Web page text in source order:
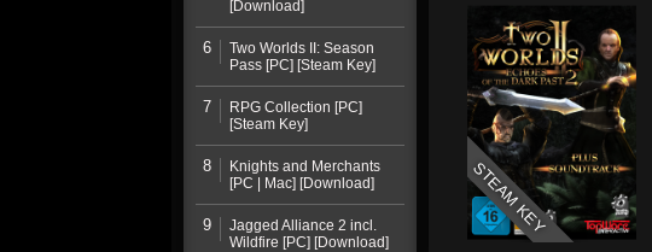
[Download]
6
Two Worlds II: Season
Pass [PC] [Steam Key]
7
RPG Collection [PC]
[Steam Key]
8
Knights and Merchants
[PC | Mac] [Download]
9
Jagged Alliance 2 incl.
Wildfire [PC] [Download]
STEAM KEY